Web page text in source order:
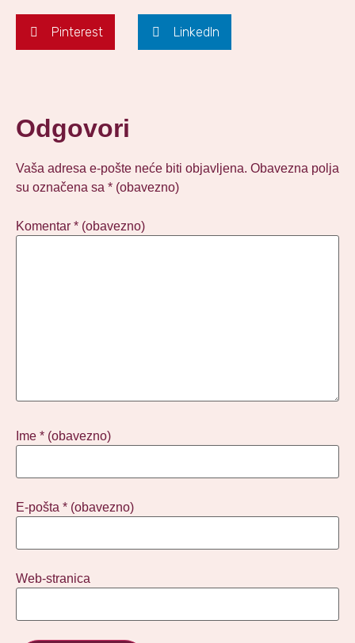
Pinterest LinkedIn
Odgovori
Vaša adresa e-pošte neće biti objavljena. Obavezna polja
su označena sa * (obavezno)
Komentar * (obavezno)
Ime * (obavezno)
E-pošta * (obavezno)
Web-stranica